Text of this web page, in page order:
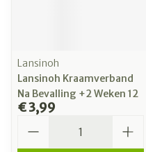
Lansinoh
Lansinoh Kraamverband
Na Bevalling +2 Weken 12
€ 3,99